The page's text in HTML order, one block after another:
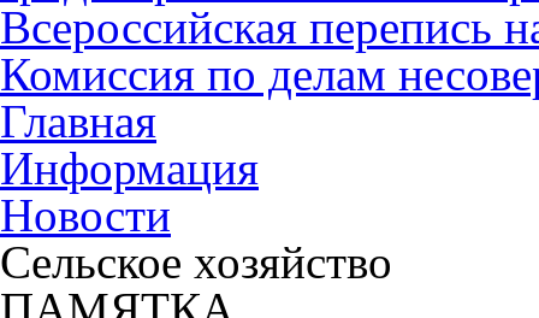
Всероссийская перепись
Комиссия по делам
Главная
Информация
Новости
Сельское хозяйство